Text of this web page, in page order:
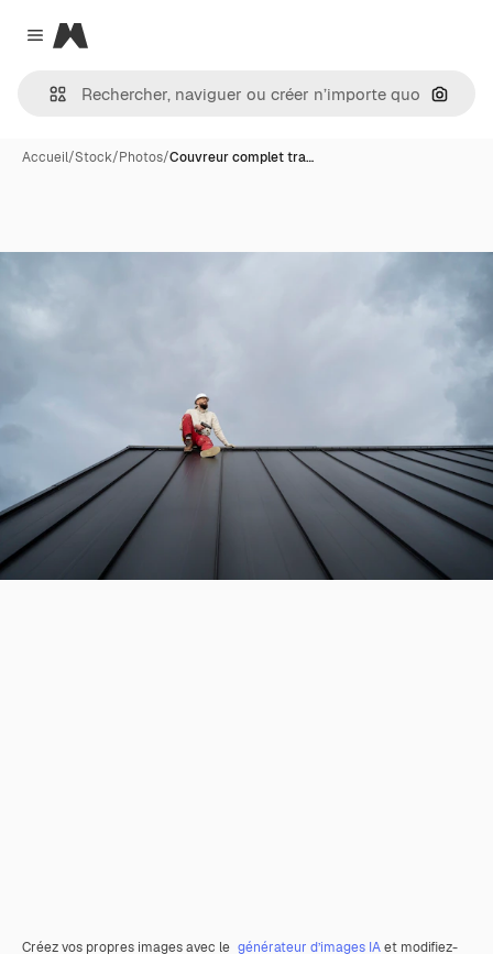
Close menu
Magnific
Accueil/Stock/Photos/Couvreur complet tra…
Créez vos propres images avec le générateur d’images IAet modifiez-